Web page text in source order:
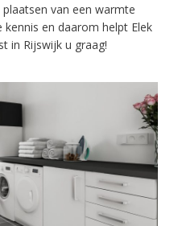
van een warmte
en daarom helpt Elek
in Rijswijk u graag!